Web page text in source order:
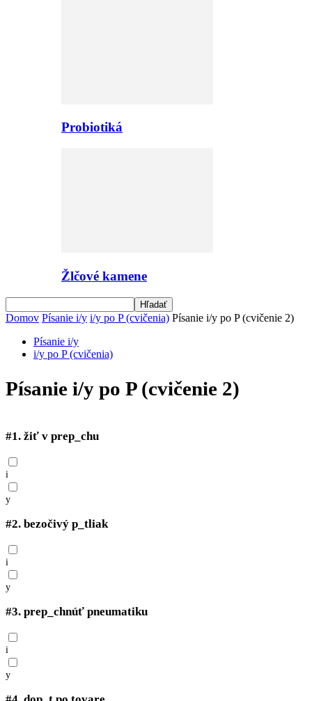
Probiotiká
Žlčové kamene
Domov Písanie i/y i/y po P (cvičenia) Písanie i/y po P (cvičenie 2)
Písanie i/y
i/y po P (cvičenia)
Písanie i/y po P (cvičenie 2)
#1. žiť v prep_chu
i
y
#2. bezočivý p_tliak
i
y
#3. prep_chnúť pneumatiku
i
y